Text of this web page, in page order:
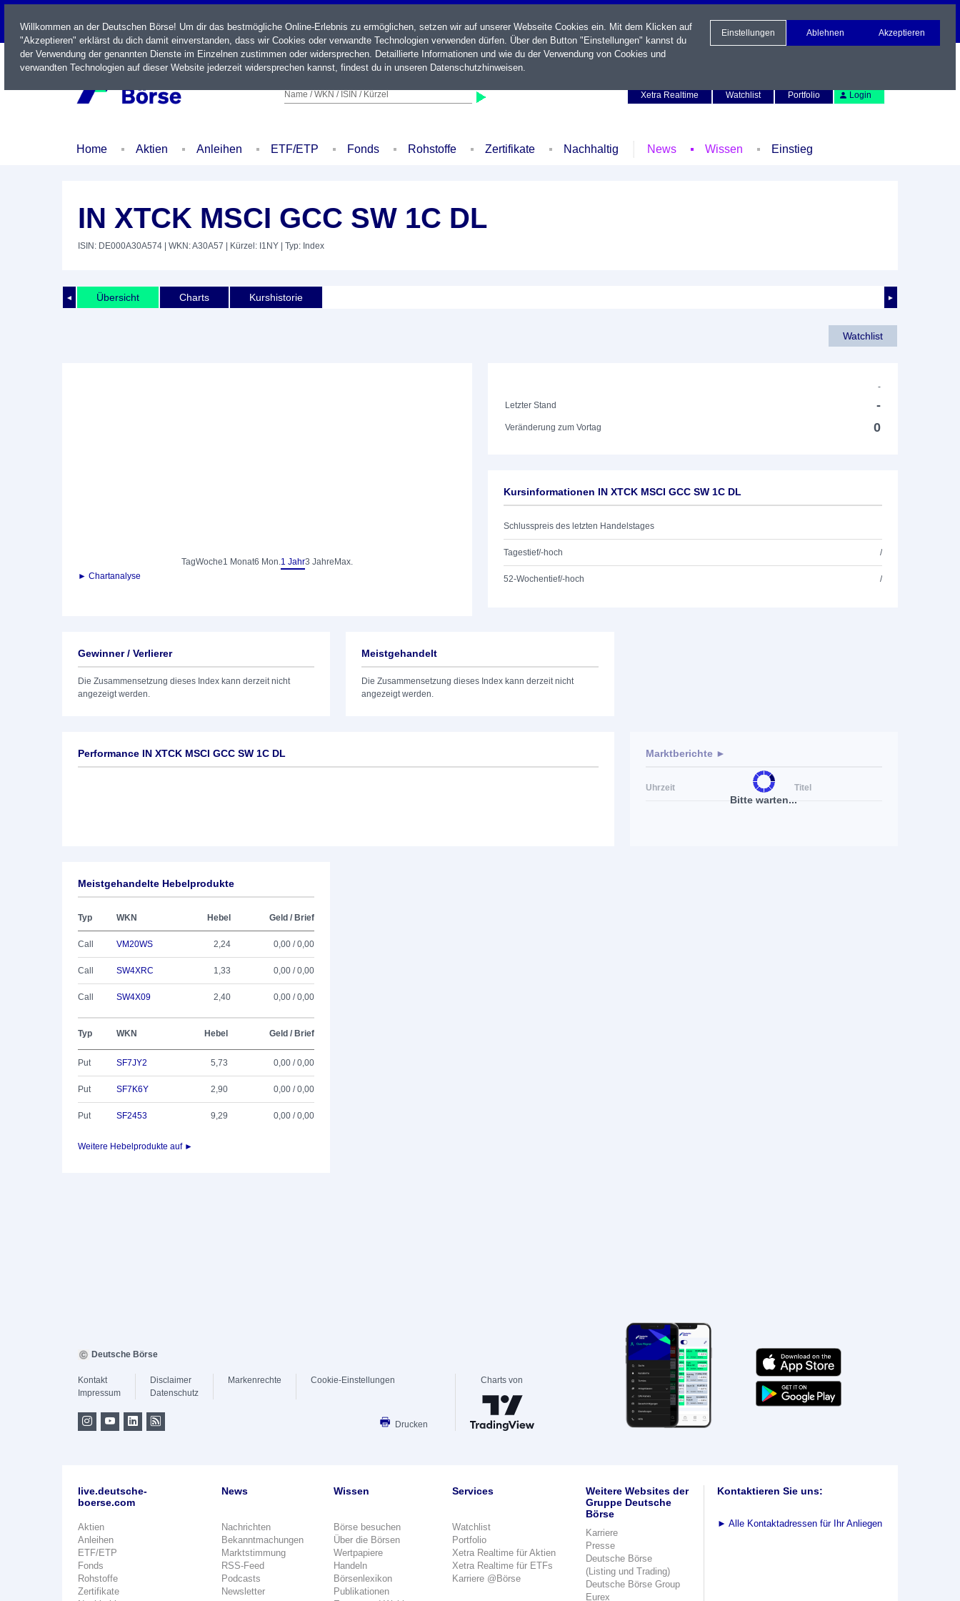
LIVE
Name / WKN / ISIN / Kürzel
Xetra Realtime
Watchlist Portfolio Login
Home Aktien Anleihen ETF/ETP Fonds Rohstoffe Zertifikate Nachhaltig News Wissen Einstieg
IN XTCK MSCI GCC SW 1C DL
ISIN: DE000A30A574 | WKN: A30A57 | Kürzel: I1NY | Typ: Index
◄ ►
Übersicht Charts Kurshistorie
Watchlist
TagWoche1 Monat6 Mon.1 Jahr3 Jahre Max.
► Chartanalyse
-
Letzter Stand
-
Veränderung zum Vortag 0
Kursinformationen IN XTCK MSCI GCC SW 1C DL
Schlusspreis des letzten Handelstages
Tagestief/-hoch /
52-Wochentief/-hoch /
Gewinner / Verlierer
Die Zusammensetzung dieses Index kann derzeit nicht
angezeigt werden.
Meistgehandelt
Die Zusammensetzung dieses Index kann derzeit nicht
angezeigt werden.
Performance IN XTCK MSCI GCC SW 1C DL
Bitte warten...
Marktberichte ►
Uhrzeit Titel
Meistgehandelte Hebelprodukte
Typ WKN Hebel Geld / Brief
Call VM20WS 2,24 0,00 / 0,00
Call SW4XRC 1,33 0,00 / 0,00
Call SW4X09 2,40 0,00 / 0,00
Typ WKN Hebel Geld / Brief
Put SF7JY2 5,73 0,00 / 0,00
Put SF7K6Y 2,90 0,00 / 0,00
Put SF2453 9,29 0,00 / 0,00
Weitere Hebelprodukte auf ►
Willkommen an der Deutschen Börse! Um dir das bestmögliche Online-Erlebnis zu ermöglichen, setzen wir auf unserer Webseite Cookies ein. Mit dem Klicken auf
"Akzeptieren" erklärst du dich damit einverstanden, dass wir Cookies oder verwandte Technologien verwenden dürfen. Über den Button "Einstellungen" kannst du
der Verwendung der genannten Dienste im Einzelnen zustimmen oder widersprechen. Detaillierte Informationen und wie du der Verwendung von Cookies und
verwandten Technologien auf dieser Website jederzeit widersprechen kannst, findest du in unseren Datenschutzhinweisen.
Einstellungen Ablehnen Akzeptieren
Deutsche Börse
Kontakt
Impressum
Disclaimer
Datenschutz
Markenrechte Cookie-Einstellungen
Drucken
Charts von
live.deutsche-
boerse.com
Aktien
Anleihen
ETF/ETP
Fonds
Rohstoffe
Zertifikate
News
Nachrichten
Bekanntmachungen
Marktstimmung
RSS-Feed
Podcasts
Newsletter
Wissen
Börse besuchen
Über die Börsen
Wertpapiere
Handeln
Börsenlexikon
Publikationen
Services
Watchlist
Portfolio
Xetra Realtime für Aktien
Xetra Realtime für ETFs
Karriere @Börse
Weitere Websites der
Gruppe Deutsche
Börse
Karriere
Presse
Deutsche Börse
(Listing und Trading)
Deutsche Börse Group
Eurex
Kontaktieren Sie uns:
► Alle Kontaktadressen für Ihr Anliegen